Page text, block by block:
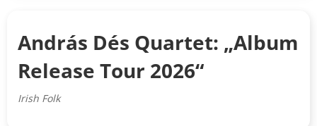
András Dés Quartet: „Album
Release Tour 2026“
Irish Folk